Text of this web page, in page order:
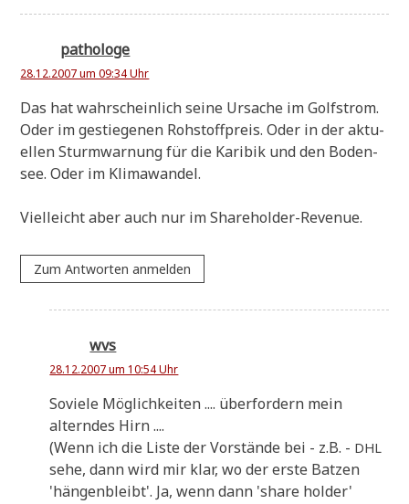
pathologe
28.12.2007 um 09:34 Uhr
Das hat wahr­schein­lich sei­ne Ursa­che im Golf­strom.
Oder im gestie­ge­nen Roh­stoff­preis. Oder in der aktu­
el­len Sturm­war­nung für die Kari­bik und den Boden­
see. Oder im Klimawandel.
Viel­leicht aber auch nur im Shareholder-Revenue.
Zum Antworten anmelden
wvs
28.12.2007 um 10:54 Uhr
Sovie­le Mög­lich­kei­ten .... über­for­dern mein
altern­des Hirn ....
(Wenn ich die Liste der Vor­stän­de bei - z.B. - DHL
sehe, dann wird mir klar, wo der erste Bat­zen
'hän­gen­bleibt'. Ja, wenn dann 'share hol­der'